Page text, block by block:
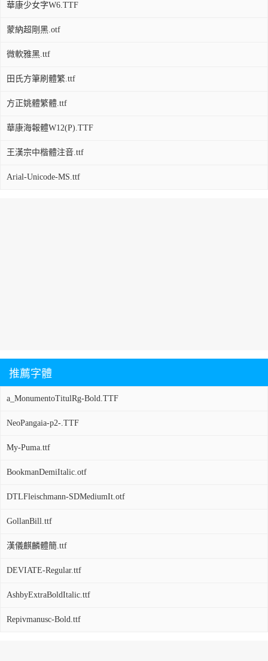
華康少女字W6.TTF
蒙納超剛黑.otf
微軟雅黑.ttf
田氏方筆刷體繁.ttf
方正姚體繁體.ttf
華康海報體W12(P).TTF
王漢宗中楷體注音.ttf
Arial-Unicode-MS.ttf
推薦字體
a_MonumentoTitulRg-Bold.TTF
NeoPangaia-p2-.TTF
My-Puma.ttf
BookmanDemiItalic.otf
DTLFleischmann-SDMediumIt.otf
GollanBill.ttf
漢儀麒麟體簡.ttf
DEVIATE-Regular.ttf
AshbyExtraBoldItalic.ttf
Repivmanusc-Bold.ttf